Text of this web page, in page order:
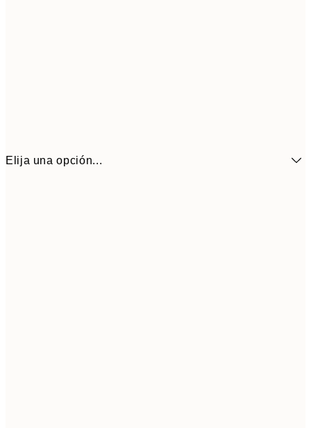
Elija una opción...